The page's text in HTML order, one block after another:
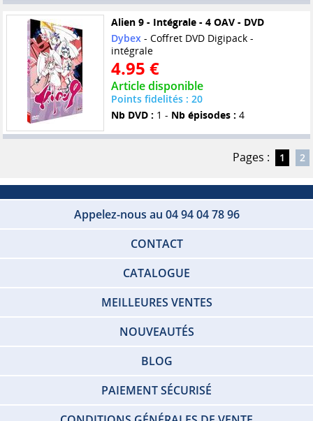
Alien 9 - Intégrale - 4 OAV - DVD
Dybex - Coffret DVD Digipack -
intégrale
4.95 €
Article disponible
Points fidelités : 20
Nb DVD : 1 - Nb épisodes : 4
Pages : 1 2
Appelez-nous au 04 94 04 78 96
CONTACT
CATALOGUE
MEILLEURES VENTES
NOUVEAUTÉS
BLOG
PAIEMENT SÉCURISÉ